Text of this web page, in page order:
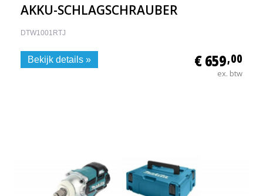
AKKU-SCHLAGSCHRAUBER
DTW1001RTJ
€ 659,00
ex. btw
Bekijk details »